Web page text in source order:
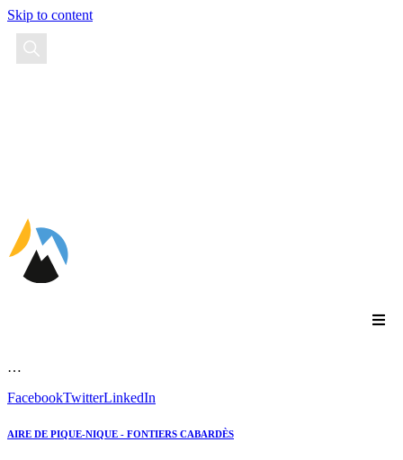
Skip to content
…
FacebookTwitterLinkedIn
AIRE DE PIQUE-NIQUE - FONTIERS CABARDÈS